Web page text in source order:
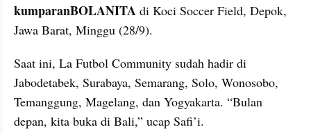
kumparanBOLANITA di Koci Soccer Field, Depok,
Jawa Barat, Minggu (28/9).
Saat ini, La Futbol Community sudah hadir di
Jabodetabek, Surabaya, Semarang, Solo, Wonosobo,
Temanggung, Magelang, dan Yogyakarta. “Bulan
depan, kita buka di Bali,” ucap Safi’i.